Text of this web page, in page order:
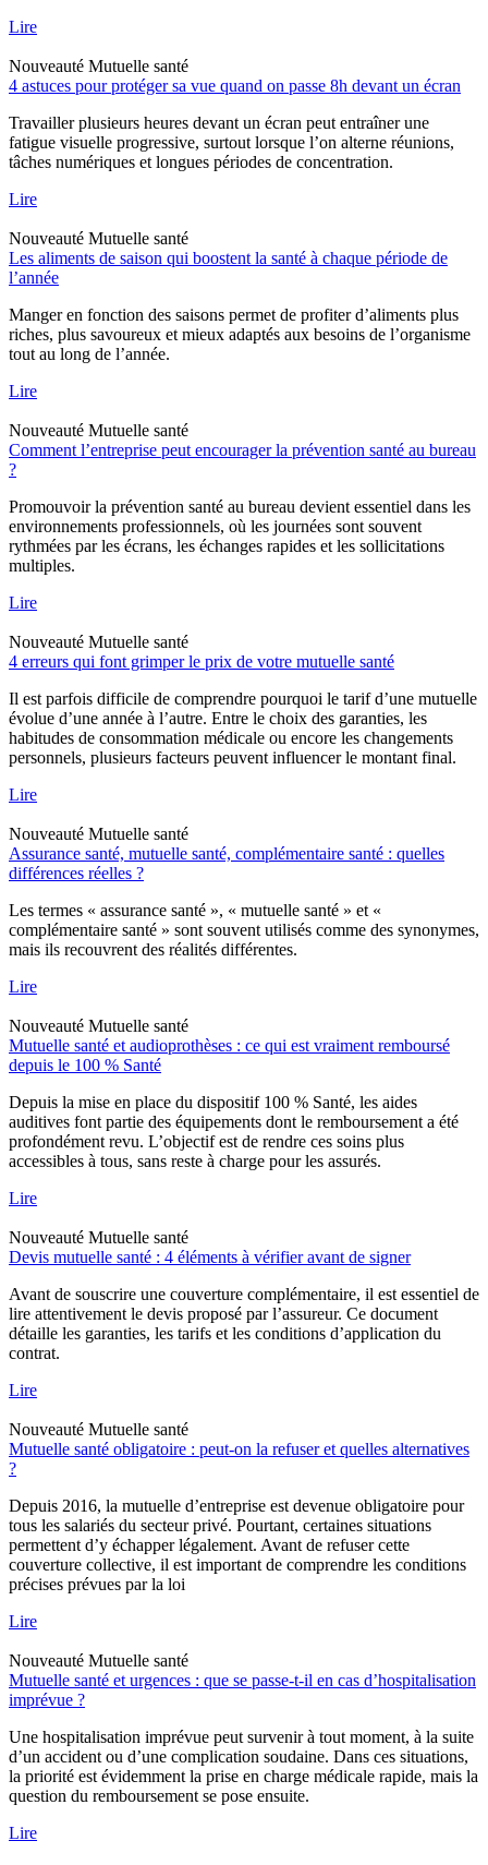
Lire
Nouveauté Mutuelle santé
4 astuces pour protéger sa vue quand on passe 8h devant un écran
Travailler plusieurs heures devant un écran peut entraîner une
fatigue visuelle progressive, surtout lorsque l’on alterne réunions,
tâches numériques et longues périodes de concentration.
Lire
Nouveauté Mutuelle santé
Les aliments de saison qui boostent la santé à chaque période de
l’année
Manger en fonction des saisons permet de profiter d’aliments plus
riches, plus savoureux et mieux adaptés aux besoins de l’organisme
tout au long de l’année.
Lire
Nouveauté Mutuelle santé
Comment l’entreprise peut encourager la prévention santé au bureau
?
Promouvoir la prévention santé au bureau devient essentiel dans les
environnements professionnels, où les journées sont souvent
rythmées par les écrans, les échanges rapides et les sollicitations
multiples.
Lire
Nouveauté Mutuelle santé
4 erreurs qui font grimper le prix de votre mutuelle santé
Il est parfois difficile de comprendre pourquoi le tarif d’une mutuelle
évolue d’une année à l’autre. Entre le choix des garanties, les
habitudes de consommation médicale ou encore les changements
personnels, plusieurs facteurs peuvent influencer le montant final.
Lire
Nouveauté Mutuelle santé
Assurance santé, mutuelle santé, complémentaire santé : quelles
différences réelles ?
Les termes « assurance santé », « mutuelle santé » et «
complémentaire santé » sont souvent utilisés comme des synonymes,
mais ils recouvrent des réalités différentes.
Lire
Nouveauté Mutuelle santé
Mutuelle santé et audioprothèses : ce qui est vraiment remboursé
depuis le 100 % Santé
Depuis la mise en place du dispositif 100 % Santé, les aides
auditives font partie des équipements dont le remboursement a été
profondément revu. L’objectif est de rendre ces soins plus
accessibles à tous, sans reste à charge pour les assurés.
Lire
Nouveauté Mutuelle santé
Devis mutuelle santé : 4 éléments à vérifier avant de signer
Avant de souscrire une couverture complémentaire, il est essentiel de
lire attentivement le devis proposé par l’assureur. Ce document
détaille les garanties, les tarifs et les conditions d’application du
contrat.
Lire
Nouveauté Mutuelle santé
Mutuelle santé obligatoire : peut-on la refuser et quelles alternatives
?
Depuis 2016, la mutuelle d’entreprise est devenue obligatoire pour
tous les salariés du secteur privé. Pourtant, certaines situations
permettent d’y échapper légalement. Avant de refuser cette
couverture collective, il est important de comprendre les conditions
précises prévues par la loi
Lire
Nouveauté Mutuelle santé
Mutuelle santé et urgences : que se passe-t-il en cas d’hospitalisation
imprévue ?
Une hospitalisation imprévue peut survenir à tout moment, à la suite
d’un accident ou d’une complication soudaine. Dans ces situations,
la priorité est évidemment la prise en charge médicale rapide, mais la
question du remboursement se pose ensuite.
Lire